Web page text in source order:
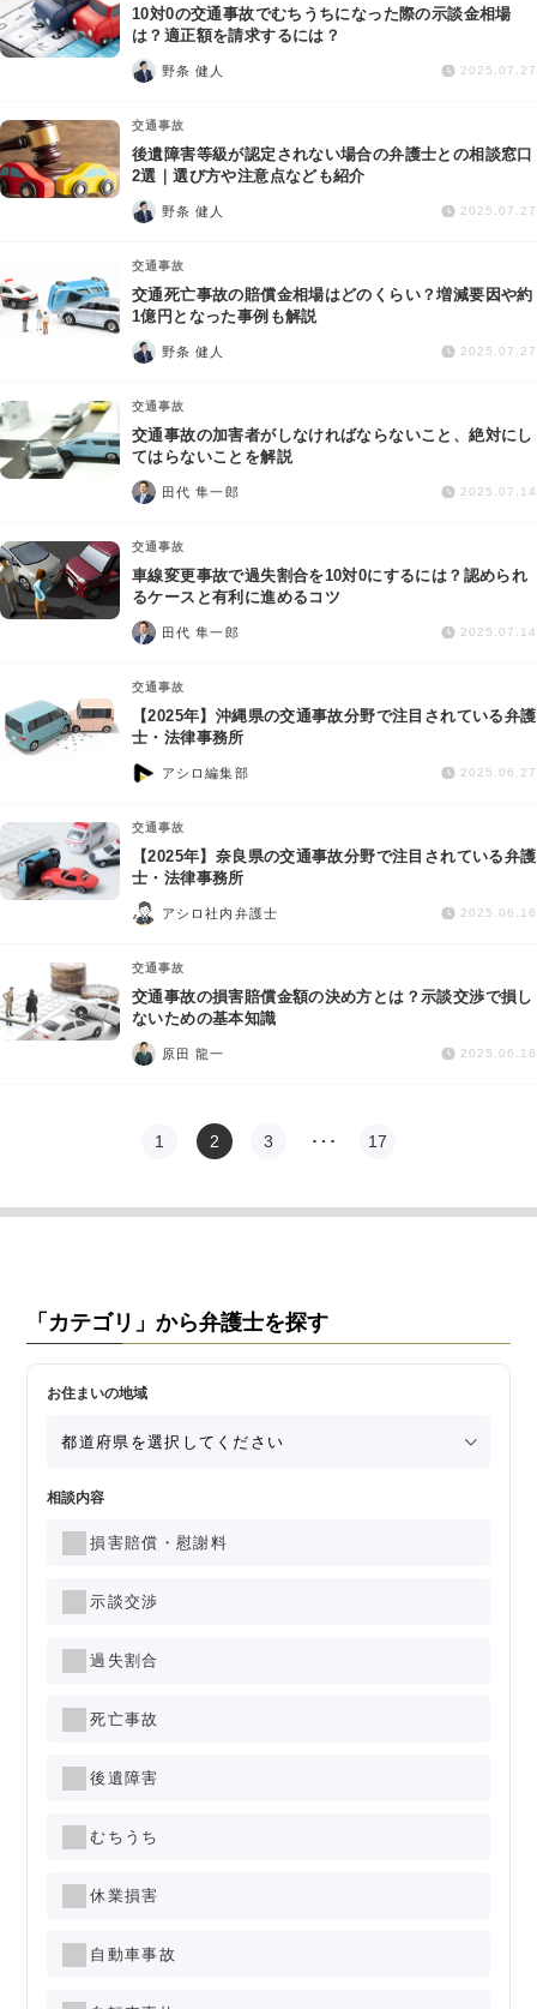
10対0の交通事故でむちうちになった際の示談金相場
は？適正額を請求するには？
野条 健人 2025.07.27
交通事故
後遺障害等級が認定されない場合の弁護士との相談窓口
2選｜選び方や注意点なども紹介
野条 健人 2025.07.27
交通事故
交通死亡事故の賠償金相場はどのくらい？増減要因や約
1億円となった事例も解説
野条 健人 2025.07.27
交通事故
交通事故の加害者がしなければならないこと、絶対にし
てはらないことを解説
田代 隼一郎 2025.07.14
交通事故
車線変更事故で過失割合を10対0にするには？認められ
るケースと有利に進めるコツ
田代 隼一郎 2025.07.14
交通事故
【2025年】沖縄県の交通事故分野で注目されている弁護
士・法律事務所
アシロ編集部 2025.06.27
交通事故
【2025年】奈良県の交通事故分野で注目されている弁護
士・法律事務所
アシロ社内弁護士 2025.06.16
交通事故
交通事故の損害賠償金額の決め方とは？示談交渉で損し
ないための基本知識
原田 龍一 2025.06.16
1 2 3 … 17
「カテゴリ」から弁護士を探す
お住まいの地域
相談内容
損害賠償・慰謝料
示談交渉
過失割合
死亡事故
後遺障害
むちうち
休業損害
自動車事故